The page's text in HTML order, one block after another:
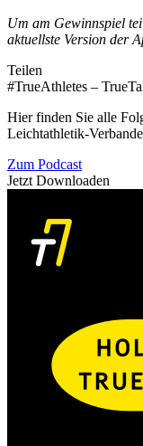
Um am Gewinnspiel
aktuellste Version der
Teilen
#TrueAthletes –
Hier finden Sie alle
Leichtathletik-
Zum Podcast
Jetzt Downloaden